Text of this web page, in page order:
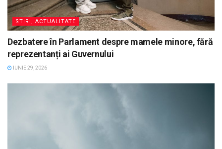
STIRI, ACTUALITATE
Dezbatere în Parlament despre mamele minore, fără
reprezentanți ai Guvernului
IUNIE 29, 2026